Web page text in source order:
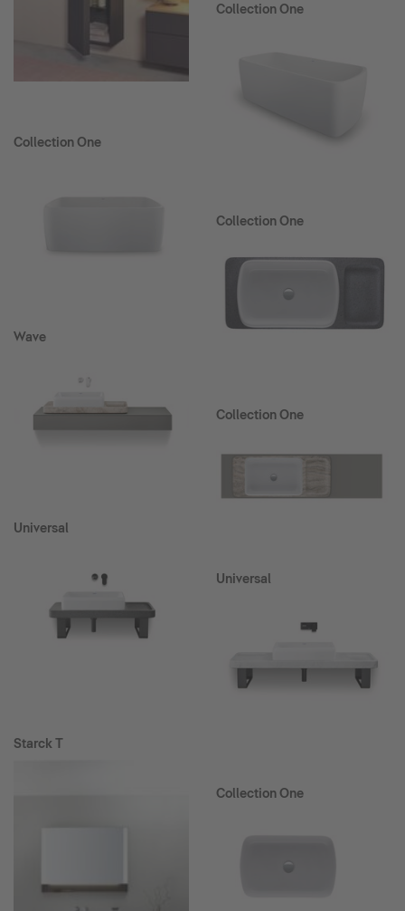
Collection One
Wave
Universal
Starck T
Collection One
Collection One
Collection One
Universal
Collection One